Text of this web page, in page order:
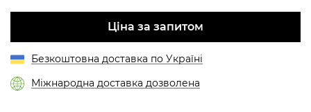
Ціна за запитом
Безкоштовна доставка по Україні
Міжнародна доставка дозволена